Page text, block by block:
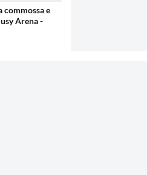
commossa e
Arena -